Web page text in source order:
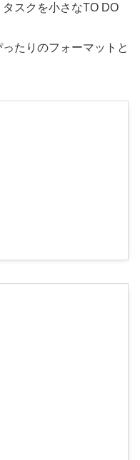
スクを小さなTO DO
たりのフォーマットと